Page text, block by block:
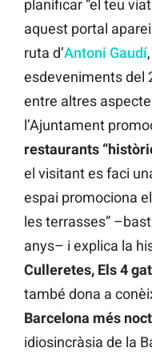
planificar “el teu
aquest portal
ruta d’Antoni Gaudí
esdeveniments del
entre altres
l’Ajuntament
restaurants
el visitant es faci
espai promociona
les terrasses”
anys– i explica la
Culleretes, Els 4
també dona a
Barcelona més
idiosincràsia de la